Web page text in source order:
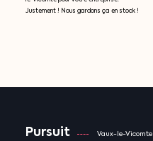
Justement ! Nous gardons ça en stock !
Pursuit Vaux-le-Vicomte